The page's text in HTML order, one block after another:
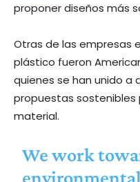
proponer diseños más
Otras de las empresas
plástico fueron
quienes se han unido a
propuestas sostenibles
material.
We work